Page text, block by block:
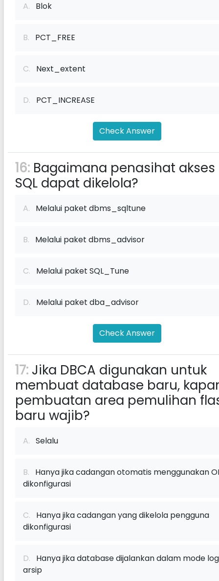
A. Blok
B. PCT_FREE
C. Next_extent
D. PCT_INCREASE
Check Answer
16: Bagaimana penasihat akses
SQL dapat dikelola?
A. Melalui paket dbms_sqltune
B. Melalui paket dbms_advisor
C. Melalui paket SQL_Tune
D. Melalui paket dba_advisor
Check Answer
17: Jika DBCA digunakan untuk
membuat database baru,
pembuatan area pemulihan
baru wajib?
A. Selalu
B. Hanya jika cadangan otomatis menggunakan
dikonfigurasi
C. Hanya jika cadangan yang dikelola pengguna
dikonfigurasi
D. Hanya jika database dijalankan dalam mode log
arsip